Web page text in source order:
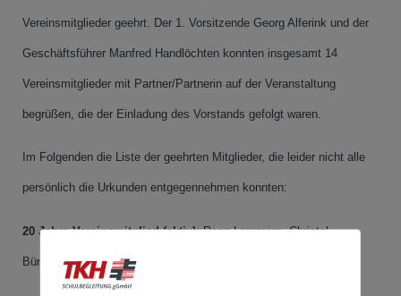
Vereinsmitglieder geehrt. Der 1. Vorsitzende Georg Alferink und der
Geschäftsführer Manfred Handlöchten konnten insgesamt 14
Vereinsmitglieder mit Partner/Partnerin auf der Veranstaltung
begrüßen, die der Einladung des Vorstands gefolgt waren.
Im Folgenden die Liste der geehrten Mitglieder, die leider nicht alle
persönlich die Urkunden entgegennehmen konnten:
20 Jahre Vereinsmitglied (aktiv):Rosa Lammers, Christel
Büngeler, Martina Heidotting, Brigitte Bartels.